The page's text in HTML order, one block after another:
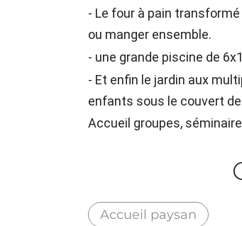
- Le four à pain
ou manger ensemble.
- une grande piscine de
- Et enfin le jardin aux
enfants sous le couvert
Accueil groupes,
Accueil paysan